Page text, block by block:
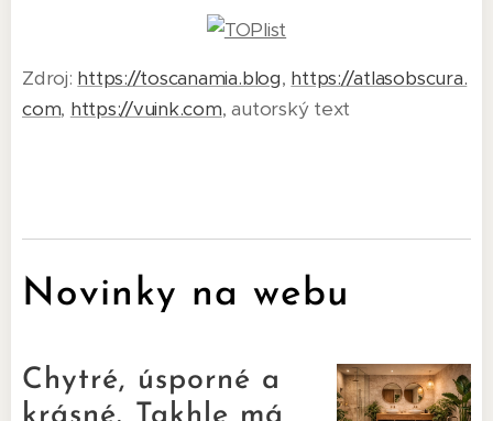
Zdroj: https://toscanamia.blog, https://atlasobscura.
com, https://vuink.com, autorský text
Novinky na webu
Chytré, úsporné a